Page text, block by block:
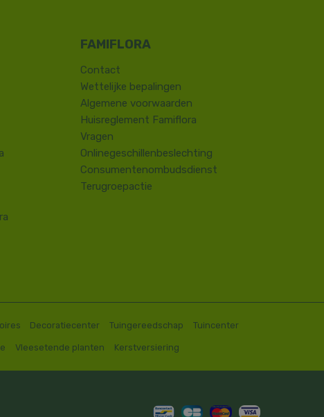
Contact
​Wettelijke bepalingen
Algemene voorwaarden
Huisreglement Famiflora
Vragen
Onlinegeschillenbeslechting
Consumentenombudsdienst
Terugroepactie
Decoratiecenter Tuingereedschap Tuincenter
Vleesetende planten Kerstversiering